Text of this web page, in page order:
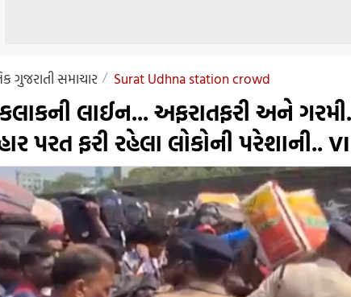
ગુજરાતી સમાચાર Surat Udhna station crowd
લાઈન... અફરાતફરી અને
પરત ફરી રહેલા લોકોની પરેશાની..